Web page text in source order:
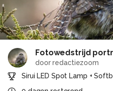
Fotowedstrijd
doorredactiezoom
Sirui LED Spot Lamp +